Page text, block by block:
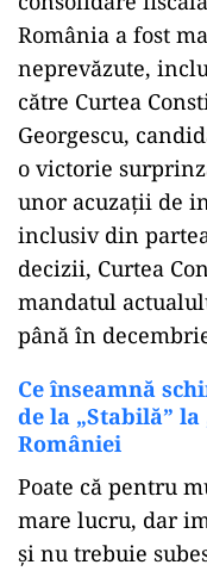
România a fost
neprevăzute,
către Curtea
Georgescu,
o victorie
unor acuzații de
inclusiv din
decizii, Curtea
mandatul
până în
Ce înseamnă
de la „Stabilă”
României
Poate că pentru
mare lucru, dar
și nu trebuie